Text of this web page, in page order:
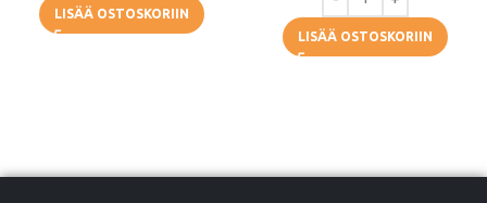
LISÄÄ OSTOSKORIIN
LISÄÄ OSTOSKORIIN